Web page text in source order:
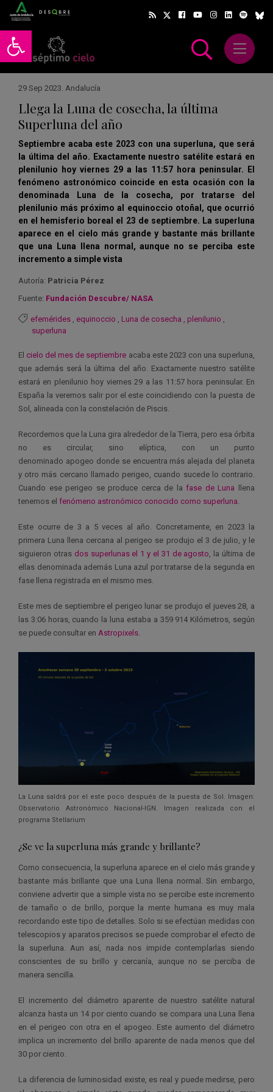
Abrir barra de herramientas
Abrir
29 Sep 2023. Andalucía
Llega la Luna de cosecha, la última
Superluna del año
Septiembre acaba este 2023 con una superluna, que será
la última del año. Exactamente nuestro satélite estará en
plenilunio hoy viernes 29 a las 11:57 hora peninsular. El
fenómeno astronómico coincide en esta ocasión con la
denominada Luna de la cosecha, por tratarse del
plenilunio más próximo al equinoccio otoñal, que ocurrió
en el hemisferio boreal el 23 de septiembre. La superluna
aparece en el cielo más grande y bastante más brillante
que una Luna llena normal, aunque no se perciba este
incremento a simple vista
Autoría: Patricia Pérez
Fuente: Fundación Descubre/ NASA
efemérides , equinoccio , Luna de cosecha , plenilunio ,
superluna
El cielo del mes de septiembre acaba este 2023 con una superluna,
que además será la última del año. Exactamente nuestro satélite
estará en plenilunio hoy viernes 29 a las 11:57 hora peninsular. En
España la veremos salir por el este coincidiendo con la puesta de
Sol, alineada con la constelación de Piscis.
Recordemos que la Luna gira alrededor de la Tierra, pero esa órbita
no es circular, sino elíptica, con un punto
denominado apogeo donde se encuentra más alejada del planeta
y otro más cercano llamado perigeo, cuando sucede lo contrario.
Cuando ese perigeo se produce cerca de lafase de Luna llena
tenemos el fenómeno astronómico conocido como superluna.
Este ocurre de 3 a 5 veces al año. Concretamente, en 2023 la
primera Luna llena cercana al perigeo se produjo el 3 de julio, y le
siguieron otrasdos superlunas el 1 y el 31 de agosto, la última de
ellas denominada además Luna azul por tratarse de la segunda en
fase llena registrada en el mismo mes.
Este mes de septiembre el perigeo lunar se produjo el jueves 28, a
las 3:06 horas, cuando la luna estaba a 359 914 Kilómetros, según
se puede consultar en Astropixels.
La Luna saldrá por el este poco después de la puesta de Sol. Imagen:
Observatorio Astronómico Nacional-IGN. Imagen realizada con el
programa Stellarium
¿Se ve la superluna más grande y brillante?
Como consecuencia, la superluna aparece en el cielo más grande y
bastante más brillante que una Luna llena normal. Sin embargo,
conviene advertir que a simple vista no se percibe este incremento
de tamaño o de brillo, porque la mente humana es muy mala
recordando este tipo de detalles. Solo si se efectúan medidas con
telescopios y aparatos precisos se puede comprobar el efecto de
la superluna. Aun así, nada nos impide contemplarlas siendo
conscientes de su brillo y cercanía, aunque no se perciba de
manera sencilla.
El incremento del diámetro aparente de nuestro satélite natural
alcanza hasta un 14 por ciento cuando se compara una Luna llena
en el perigeo con otra en el apogeo. Este aumento del diámetro
implica un incremento del brillo aparente de nada menos que del
30 por ciento.
La diferencia de luminosidad existe, es real y puede medirse, pero